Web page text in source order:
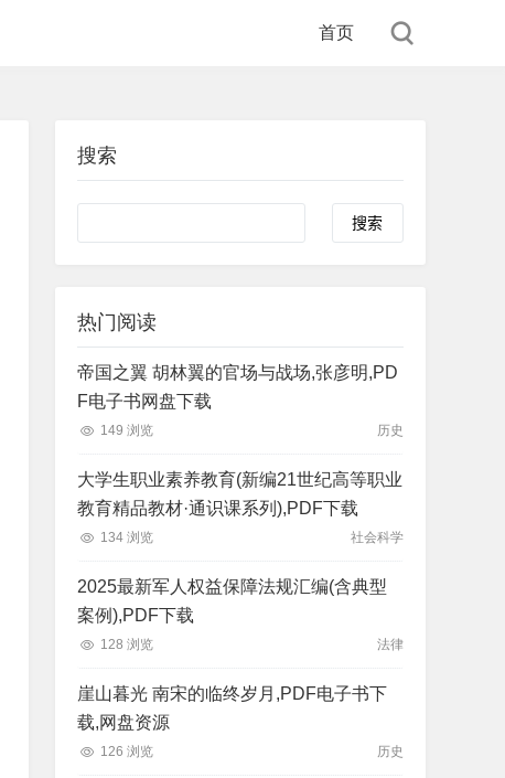
首页
搜索
Search
热门阅读
帝国之翼 胡林翼的官场与战场,张彦明,PD
F电子书网盘下载
149 浏览 历史
大学生职业素养教育(新编21世纪高等职业
教育精品教材·通识课系列),PDF下载
134 浏览 社会科学
2025最新军人权益保障法规汇编(含典型
案例),PDF下载
128 浏览 法律
崖山暮光 南宋的临终岁月,PDF电子书下
载,网盘资源
126 浏览 历史